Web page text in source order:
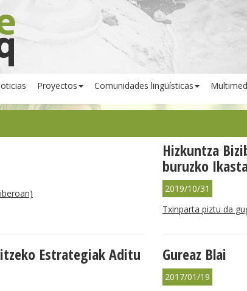
Proyectos Comunidades lingüísticas
Hizkuntza
buruzko
2019/10/31
Txinparta piztu da
Estrategiak Aditu Gureaz Blai
2017/01/19